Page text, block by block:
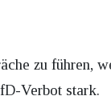
zu führen,
Verbot stark.